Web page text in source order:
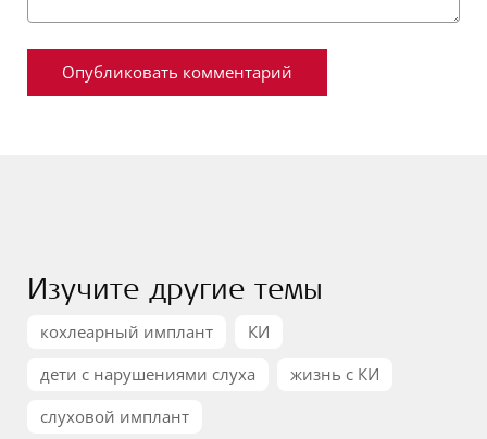
Изучите другие темы
кохлеарный имплант
КИ
дети с нарушениями слуха
жизнь с КИ
слуховой имплант